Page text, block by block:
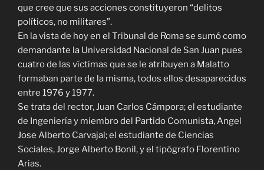
que cree que sus acciones constituyeron “delitos
políticos, no militares”.
En la vista de hoy en el Tribunal de Roma se sumó como
demandante la Universidad Nacional de San Juan pues
cuatro de las víctimas que se le atribuyen a Malatto
formaban parte de la misma, todos ellos desaparecidos
entre 1976 y 1977.
Se trata del rector, Juan Carlos Cámpora; el estudiante
de Ingeniería y miembro del Partido Comunista, Angel
Jose Alberto Carvajal; el estudiante de Ciencias
Sociales, Jorge Alberto Bonil, y el tipógrafo Florentino
Arias.